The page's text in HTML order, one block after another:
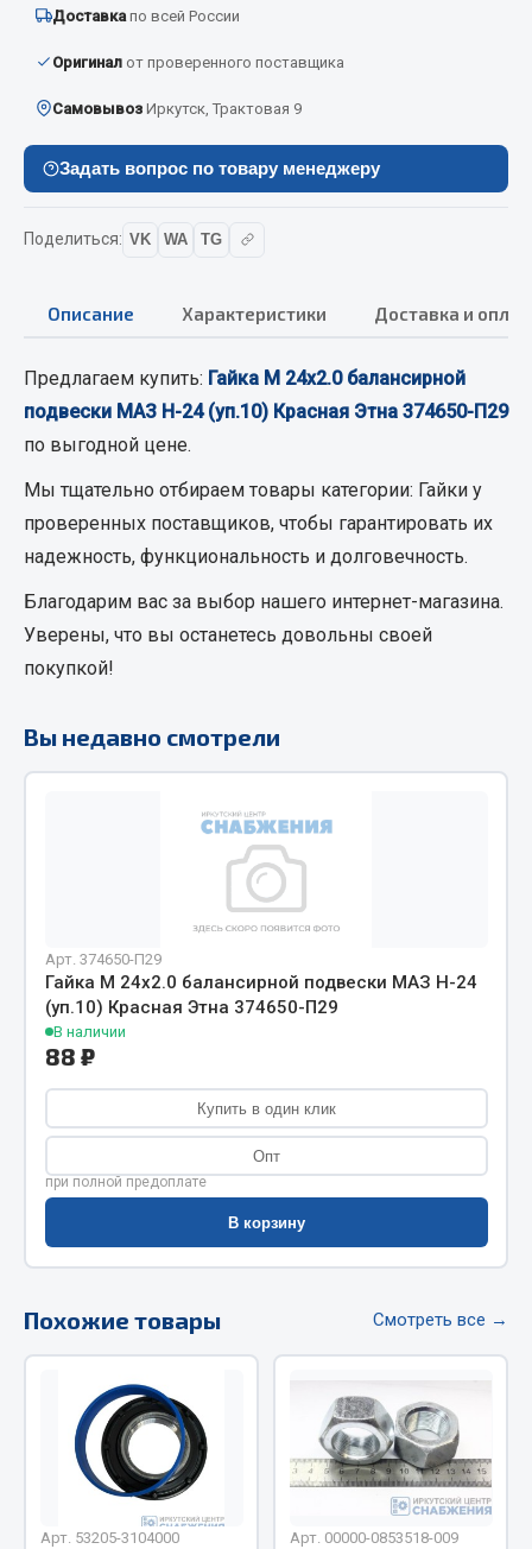
Показать ещё
Весь раздел
Смазочные материалы
Масла
Охладжающие жидкости
Весь раздел
МЕТИЗЫ
Болты
Пресс-масленки
Пружины
Хомуты
Весь раздел
Соединительные элементы
Адаптеры и переходники
Трубки, муфты, гайки
Угольники
Фитинги
Штуцеры
Весь раздел
Инструмент
Автомобильный инструмент
Крепежный инструмент
Режущий инструмент
Силовое оборудование
Слесарный инструмент
Столярный инструмент
Показать ещё
Доставка по всей России
Оригинал от проверенного поставщика
Самовывоз Иркутск, Трактовая 9
Задать вопрос по товару менеджеру
Поделиться: VK WA TG
Описание Характеристики Доставка и
Предлагаем купить: Гайка М 24х2.0 балансирной
подвески МАЗ Н-24 (уп.10) Красная Этна 374650-П29
по выгодной цене.
Мы тщательно отбираем товары категории: Гайки у
проверенных поставщиков, чтобы гарантировать их
надежность, функциональность и долговечность.
Благодарим вас за выбор нашего интернет-магазина.
Уверены, что вы останетесь довольны своей
покупкой!
Вы недавно смотрели
Арт. 374650-П29
Гайка М 24х2.0 балансирной подвески МАЗ Н-24
(уп.10) Красная Этна 374650-П29
В наличии
88 ₽
Купить в один клик
Опт
при полной предоплате
В корзину
Похожие товары Смотреть все →
Арт. 53205-3104000 Арт. 00000-0853518-009